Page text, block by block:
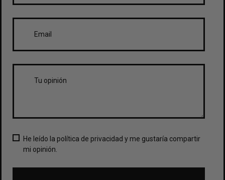
He leído la política de privacidad y me gustaría compartir
mi opinión.